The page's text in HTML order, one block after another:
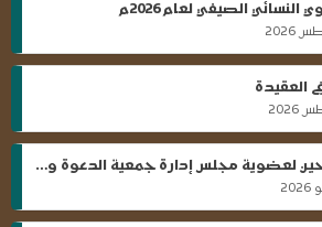
النسائي الصيفي لعام 2026م
العقيدة
أسماء المرشحين لعضوية مجلس إدارة جمعية الدعوة والإرشاد وتوعية الجاليات بالباحة لدورته القادمه